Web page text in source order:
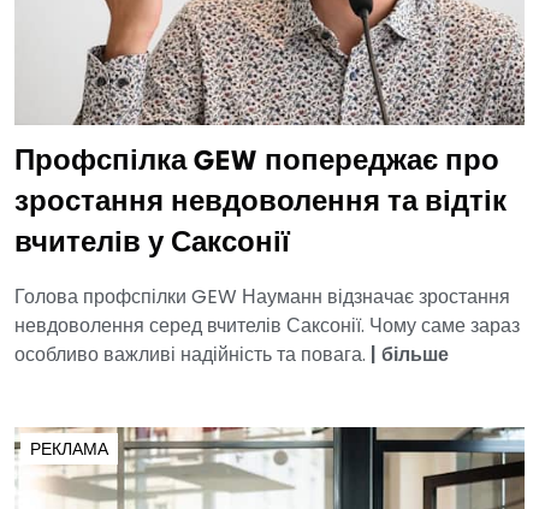
Профспілка GEW попереджає про
зростання невдоволення та відтік
вчителів у Саксонії
Голова профспілки GEW Науманн відзначає зростання
невдоволення серед вчителів Саксонії. Чому саме зараз
особливо важливі надійність та повага. | більше
РЕКЛАМА